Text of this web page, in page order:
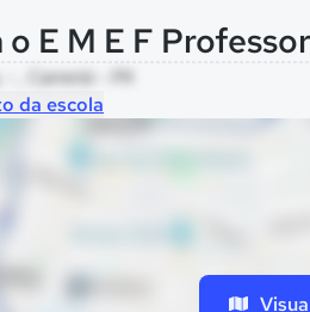
E M E F
, Cametá - PA
da escola